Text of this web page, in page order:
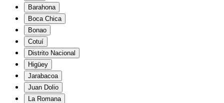
Barahona
Boca Chica
Bonao
Cotuí
Distrito Nacional
Higüey
Jarabacoa
Juan Dolio
La Romana